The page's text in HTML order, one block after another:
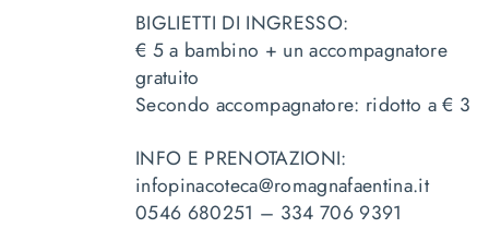
BIGLIETTI DI INGRESSO:
€ 5 a bambino + un accompagnatore
gratuito
Secondo accompagnatore: ridotto a € 3
INFO E PRENOTAZIONI:
infopinacoteca@romagnafaentina.it
0546 680251 – 334 706 9391